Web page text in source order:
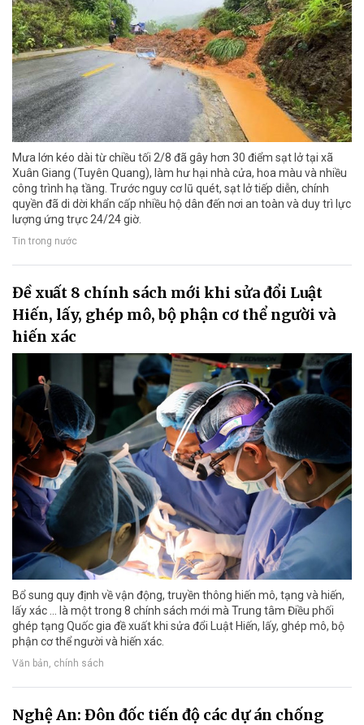
Mưa lớn kéo dài từ chiều tối 2/8 đã gây hơn 30 điểm sạt lở tại xã
Xuân Giang (Tuyên Quang), làm hư hại nhà cửa, hoa màu và nhiều
công trình hạ tầng. Trước nguy cơ lũ quét, sạt lở tiếp diễn, chính
quyền đã di dời khẩn cấp nhiều hộ dân đến nơi an toàn và duy trì lực
lượng ứng trực 24/24 giờ.
Tin trong nước
Đề xuất 8 chính sách mới khi sửa đổi Luật
Hiến, lấy, ghép mô, bộ phận cơ thể người và
hiến xác
Bổ sung quy định về vận động, truyền thông hiến mô, tạng và hiến,
lấy xác ... là một trong 8 chính sách mới mà Trung tâm Điều phối
ghép tạng Quốc gia đề xuất khi sửa đổi Luật Hiến, lấy, ghép mô, bộ
phận cơ thể người và hiến xác.
Văn bản, chính sách
Nghệ An: Đôn đốc tiến độ các dự án chống